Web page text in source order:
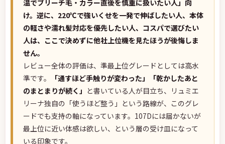
温でブリーチ毛・カラー直後を慎重に扱いたい人」向
け。逆に、220℃で強いくせを一発で伸ばしたい人、本体
の軽さや濡れ髪対応を優先したい人、コスパで選びたい
人は、ここで決めずに他社上位機を見たほうが後悔しま
せん。
レビュー全体の評価は、準最上位グレードとしては高水
準です。
「通すほど手触りが変わった」「乾かしたあと
のまとまりが続く」 と書いている人が目立ち、リュミエ
リーナ独自の「使うほど整う」という路線が、このグレ
ードでも支持の軸になっています。107Dには届かないが
最上位に近い体感は欲しい、という層の受け皿になって
いる印象です。